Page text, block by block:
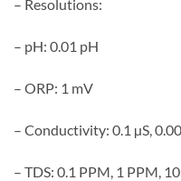
– Resolutions:
– pH: 0.01 pH
– ORP: 1 mV
– Conductivity: 0.1 µS,
– TDS: 0.1 PPM, 1 PPM,